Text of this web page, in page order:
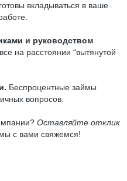
вкладываться в ваше
и руководством
на расстоянии “вытянутой
Беспроцентные займы
вопросов.
Оставляйте отклик
мы с вами свяжемся!